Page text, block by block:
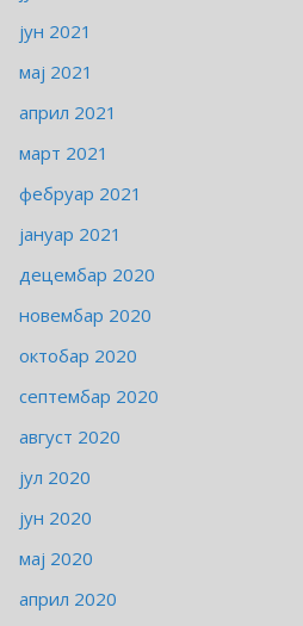
јун 2021
мај 2021
април 2021
март 2021
фебруар 2021
јануар 2021
децембар 2020
новембар 2020
октобар 2020
септембар 2020
август 2020
јул 2020
јун 2020
мај 2020
април 2020